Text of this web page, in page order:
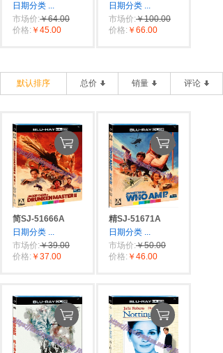
日期分类 ...
市场价:￥64.00
价格: ￥45.00
日期分类 ...
市场价:￥100.00
价格: ￥66.00
默认排序 总价 销量 评论
简SJ-51666A
日期分类 ...
市场价:￥39.00
价格: ￥37.00
精SJ-51671A
日期分类 ...
市场价:￥50.00
价格: ￥46.00